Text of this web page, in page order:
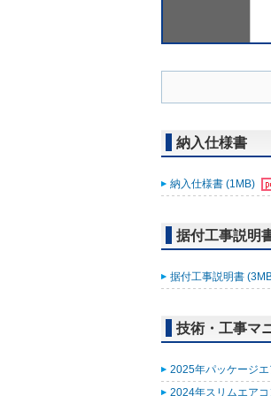
納入仕様書
納入仕様書 (1MB)
据付工事説明
据付工事説明書
技術・工事マ
2025年パッケージ
2024年スリムエア